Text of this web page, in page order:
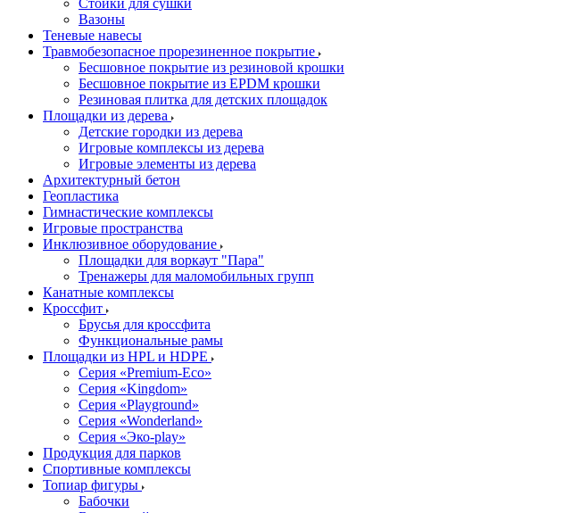
Стойки для сушки
Вазоны
Теневые навесы
Травмобезопасное прорезиненное покрытие
Бесшовное покрытие из резиновой крошки
Бесшовное покрытие из EPDM крошки
Резиновая плитка для детских площадок
Площадки из дерева
Детские городки из дерева
Игровые комплексы из дерева
Игровые элементы из дерева
Архитектурный бетон
Геопластика
Гимнастические комплексы
Игровые пространства
Инклюзивное оборудование
Площадки для воркаут "Пара"
Тренажеры для маломобильных групп
Канатные комплексы
Кроссфит
Брусья для кроссфита
Функциональные рамы
Площадки из HPL и HDPE
Серия «Premium-Eco»
Серия «Kingdom»
Серия «Playground»
Серия «Wonderland»
Серия «Эко-play»
Продукция для парков
Спортивные комплексы
Топиар фигуры
Бабочки